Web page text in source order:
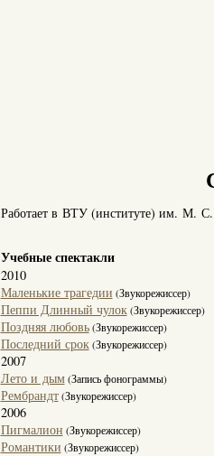
Работает в ВТУ (институте) им. М.
Учебные спектакли
2010
Маленькие трагедии (Звукорежиссер)
Пеппи Длинный чулок(Звукорежиссер)
Поздняя любовь(Звукорежиссер)
Последний срок(Звукорежиссер)
2007
Лето и дым(Запись фонограммы)
Рембрандт(Звукорежиссер)
2006
Пигмалион (Звукорежиссер)
Романтики (Звукорежиссер)